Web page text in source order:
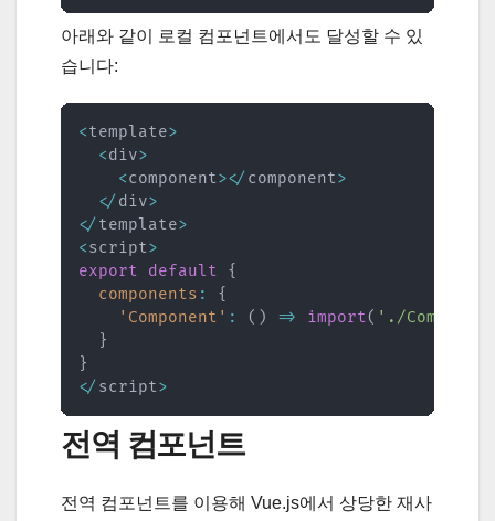
아래와 같이 로컬 컴포넌트에서도 달성할 수 있
습니다:
<template>
<div>
<component></ component>
</ div>
</ template>
<script>
export
default
{
components :
{
'Component' : ( ) => import( './
}
}
</ script>
전역 컴포넌트
전역 컴포넌트를 이용해 Vue.js에서 상당한 재사